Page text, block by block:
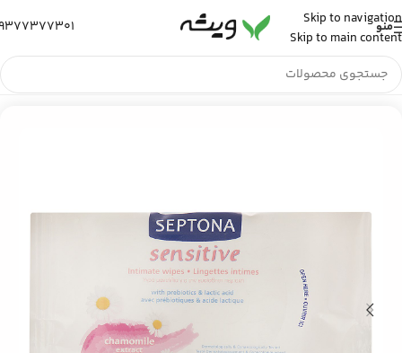
Skip to navigation
Skip to main content
منو
خانه رایحه و آرامش